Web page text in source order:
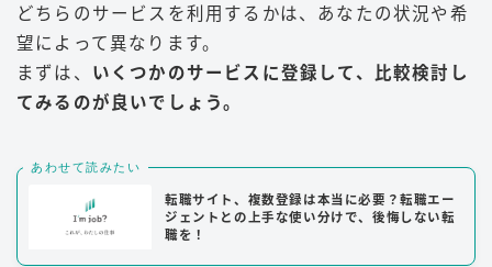
どちらのサービスを利用するかは、あなたの状況や希
望によって異なります。
まずは、 いくつかのサービスに登録して、比較検討し
てみるのが良いでしょう。
あわせて読みたい
転職サイト、複数登録は本当に必要？転職エー
ジェントとの上手な使い分けで、後悔しない転
職を！